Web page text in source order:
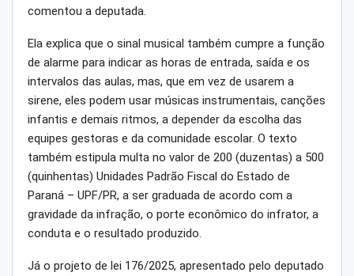
comentou a deputada.
Ela explica que o sinal musical também cumpre a função
de alarme para indicar as horas de entrada, saída e os
intervalos das aulas, mas, que em vez de usarem a
sirene, eles podem usar músicas instrumentais, canções
infantis e demais ritmos, a depender da escolha das
equipes gestoras e da comunidade escolar. O texto
também estipula multa no valor de 200 (duzentas) a 500
(quinhentas) Unidades Padrão Fiscal do Estado de
Paraná – UPF/PR, a ser graduada de acordo com a
gravidade da infração, o porte econômico do infrator, a
conduta e o resultado produzido.
Já o projeto de lei 176/2025, apresentado pelo deputado